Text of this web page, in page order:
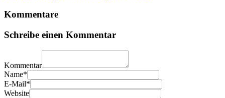
Kommentare
Schreibe einen Kommentar
Kommentar
Name*
E-Mail*
Website